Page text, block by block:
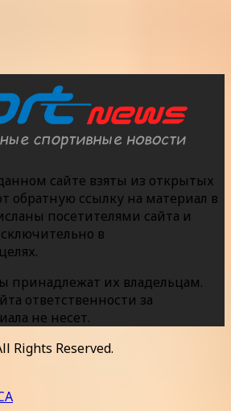
сайте взяты из открытых
обратную ссылку на материал в
посетителями сайта и
в
принадлежат их владельцам.
ответственности за
не несет.
Rights Reserved.